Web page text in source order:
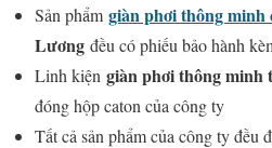
Sản phẩm giàn phơi thông minh
Lương đều có phiếu bảo hành
Linh kiện giàn phơi thông
đóng hộp caton của công ty
Tất cả sản phẩm của công ty đều